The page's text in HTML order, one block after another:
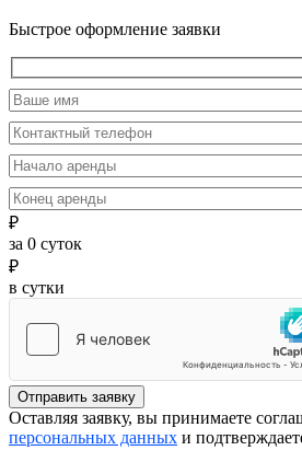
Быстрое оформление заявки
₽
за 0 суток
₽
в сутки
Отправить заявку
Оставляя заявку, вы принимаете
персональных данных и